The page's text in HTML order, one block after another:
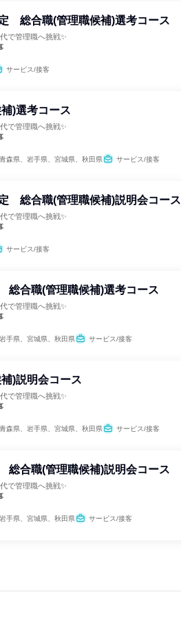
総合職(管理職候補)選考コース
で管理職へ挑戦✨
サービス/接客
)選考コース
で管理職へ挑戦✨
森県、岩手県、宮城県、秋田県 サービス/接客
総合職(管理職候補)説明会コース
で管理職へ挑戦✨
サービス/接客
合職(管理職候補)選考コース
で管理職へ挑戦✨
手県、宮城県、秋田県 サービス/接客
)説明会コース
で管理職へ挑戦✨
森県、岩手県、宮城県、秋田県 サービス/接客
合職(管理職候補)説明会コース
で管理職へ挑戦✨
手県、宮城県、秋田県 サービス/接客